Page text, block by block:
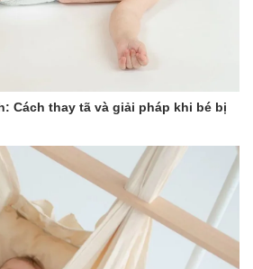
Cách thay tã và giải pháp khi bé bị